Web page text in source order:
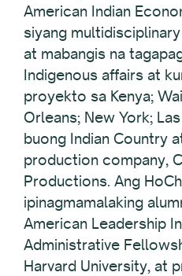
American Indian
siyang
at mabangis na
Indigenous affairs at
proyekto sa Kenya;
Orleans; New York;
buong Indian Country
production company,
Productions. Ang
ipinagmamalaking
American Leadership
Administrative
Harvard University, at